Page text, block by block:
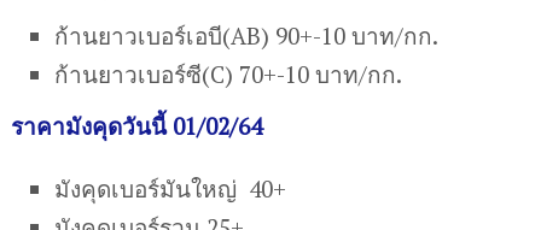
ก้านยาวเบอร์เอบี(AB) 90+-10 บาท/กก.
ก้านยาวเบอร์ซี(C) 70+-10 บาท/กก.
ราคามังคุดวันนี้ 01/02/64
มังคุดเบอร์มันใหญ่ 40+